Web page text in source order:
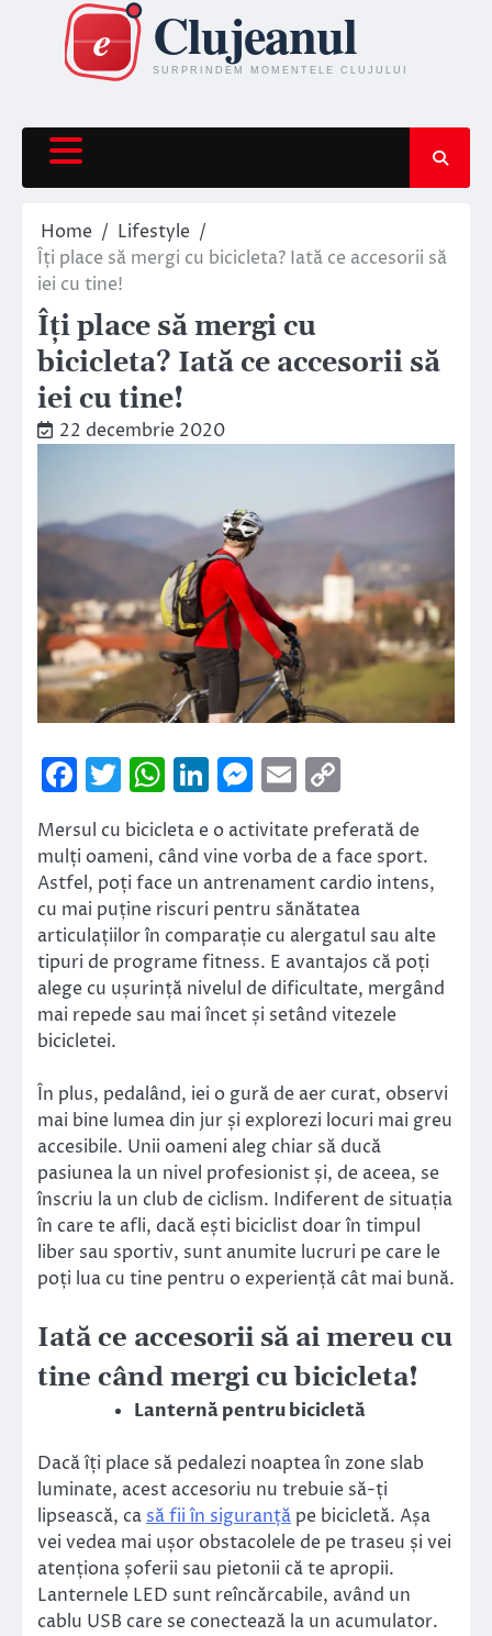
content
Home
Lifestyle
Îți place să mergi cu bicicleta? Iată ce accesorii să
iei cu tine!
Îți place să mergi cu
bicicleta? Iată ce accesorii să
iei cu tine!
22 decembrie 2020
Facebook
Twitter
WhatsApp
LinkedIn
Messenger
Email
Link
Mersul cu bicicleta e o activitate preferată de
mulți oameni, când vine vorba de a face sport.
Astfel, poți face un antrenament cardio intens,
cu mai puține riscuri pentru sănătatea
articulațiilor în comparație cu alergatul sau alte
tipuri de programe fitness. E avantajos că poți
alege cu ușurință nivelul de dificultate, mergând
mai repede sau mai încet și setând vitezele
bicicletei.
În plus, pedalând, iei o gură de aer curat, observi
mai bine lumea din jur și explorezi locuri mai greu
accesibile. Unii oameni aleg chiar să ducă
pasiunea la un nivel profesionist și, de aceea, se
înscriu la un club de ciclism. Indiferent de situația
în care te afli, dacă ești biciclist doar în timpul
liber sau sportiv, sunt anumite lucruri pe care le
poți lua cu tine pentru o experiență cât mai bună.
Iată ce accesorii să ai mereu cu
tine când mergi cu bicicleta!
Lanternă pentru bicicletă
Dacă îți place să pedalezi noaptea în zone slab
luminate, acest accesoriu nu trebuie să-ți
lipsească, ca să fii în siguranță pe bicicletă. Așa
vei vedea mai ușor obstacolele de pe traseu și vei
atenționa șoferii sau pietonii că te apropii.
Lanternele LED sunt reîncărcabile, având un
cablu USB care se conectează la un acumulator.